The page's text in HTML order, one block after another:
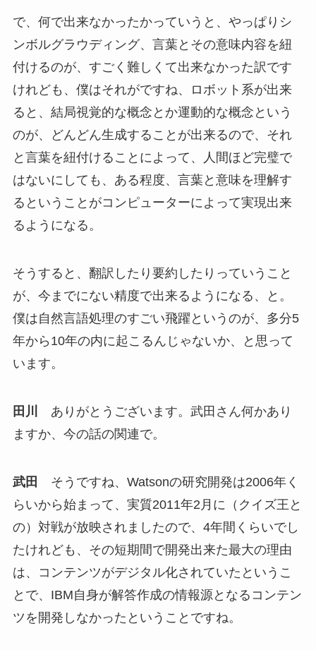
で、何で出来なかったかっていうと、やっぱりシ
ンボルグラウディング、言葉とその意味内容を紐
付けるのが、すごく難しくて出来なかった訳です
けれども、僕はそれがですね、ロボット系が出来
ると、結局視覚的な概念とか運動的な概念という
のが、どんどん生成することが出来るので、それ
と言葉を紐付けることによって、人間ほど完璧で
はないにしても、ある程度、言葉と意味を理解す
るということがコンピューターによって実現出来
るようになる。
そうすると、翻訳したり要約したりっていうこと
が、今までにない精度で出来るようになる、と。
僕は自然言語処理のすごい飛躍というのが、多分5
年から10年の内に起こるんじゃないか、と思って
います。
田川
ありがとうございます。武田さん何かあり
ますか、今の話の関連で。
武田
そうですね、Watsonの研究開発は2006年く
らいから始まって、実質2011年2月に（クイズ王と
の）対戦が放映されましたので、4年間くらいでし
たけれども、その短期間で開発出来た最大の理由
は、コンテンツがデジタル化されていたというこ
とで、IBM自身が解答作成の情報源となるコンテン
ツを開発しなかったということですね。